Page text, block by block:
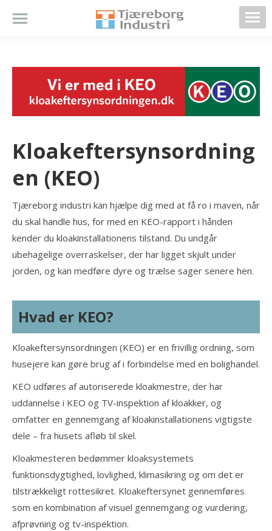
Kloakeftersynsordning
en (KEO)
Tjæreborg industri kan hjælpe dig med at få ro i maven, når
du skal handle hus, for med en KEO-rapport i hånden
kender du kloakinstallationens tilstand. Du undgår
ubehagelige overraskelser, der har ligget skjult under
jorden, og kan medføre dyre og trælse sager senere hen.
Hvad er KEO?
Kloakeftersynsordningen (KEO) er en frivillig ordning, som
husejere kan gøre brug af i forbindelse med en bolighandel.
KEO udføres af autoriserede kloakmestre, der har
uddannelse i KEO og TV-inspektion af kloakker, og
omfatter en gennemgang af kloakinstallationens vigtigste
dele – fra husets afløb til skel.
Kloakmesteren bedømmer kloaksystemets
funktionsdygtighed, lovlighed, klimasikring og om det er
tilstrækkeligt rottesikret. Kloakeftersynet gennemføres
som en kombination af visuel gennemgang og vurdering,
afprøvning og tv-inspektion.